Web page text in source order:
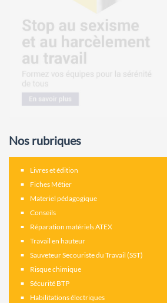
Nos rubriques
Livres et édition
Fiches Métier
Materiel pédagogique
Conseils
Réparation matériels ATEX
Travail en hauteur
Sauveteur Secouriste du Travail (SST)
Risque chimique
Sécurité BTP
Habilitations électriques